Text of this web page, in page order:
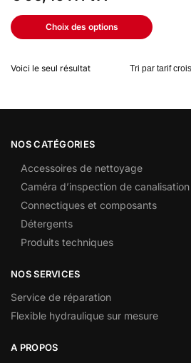
Choix des options
Voici le seul résultat
NOS CATÉGORIES
Accessoires de nettoyage
Caméra d’inspection de canalisation
Connectiques et composants
Détergents
Produits techniques
NOS SERVICES
Service de réparation
Flexible hydraulique sur mesure
A PROPOS